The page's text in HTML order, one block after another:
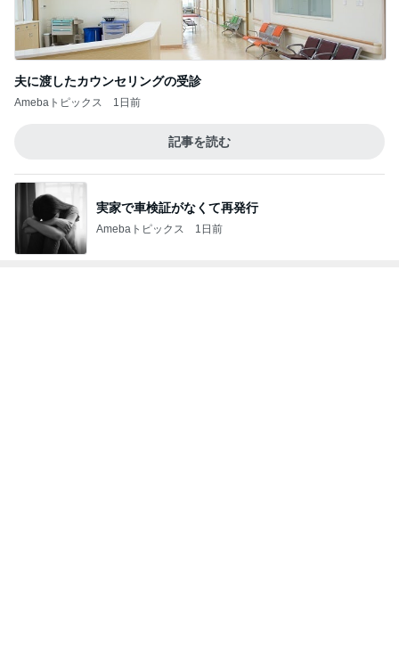
夫に渡したカウンセリングの受診
Amebaトピックス 1日前
記事を読む
実家で車検証がなくて再発行
Amebaトピックス 1日前